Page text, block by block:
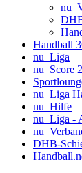
Handball
nu_Liga
nu_Score
nu_Liga
nu_Hilfe
nu_Liga -
DHB-